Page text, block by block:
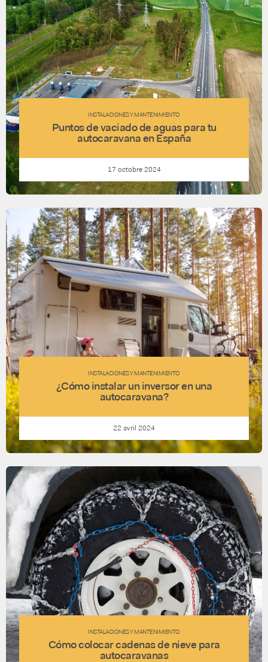
INSTALACIONES Y MANTENIMIENTO
Puntos de vaciado de aguas para tu
autocaravana en España
17 octobre 2024
INSTALACIONES Y MANTENIMIENTO
¿Cómo instalar un inversor en una
autocaravana?
22 avril 2024
INSTALACIONES Y MANTENIMIENTO
Cómo colocar cadenas de nieve para
autocaravanas